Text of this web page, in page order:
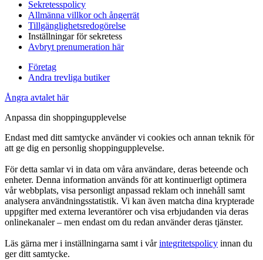
Sekretesspolicy
Allmänna villkor och ångerrät
Tillgänglighetsredogörelse
Inställningar för sekretess
Avbryt prenumeration här
Företag
Andra trevliga butiker
Ångra avtalet här
Anpassa din shoppingupplevelse
Endast med ditt samtycke använder vi cookies och annan teknik för
att ge dig en personlig shoppingupplevelse.
För detta samlar vi in data om våra användare, deras beteende och
enheter. Denna information används för att kontinuerligt optimera
vår webbplats, visa personligt anpassad reklam och innehåll samt
analysera användningsstatistik. Vi kan även matcha dina krypterade
uppgifter med externa leverantörer och visa erbjudanden via deras
onlinekanaler – men endast om du redan använder deras tjänster.
Läs gärna mer i inställningarna samt i vårintegritetspolicy innan du
ger ditt samtycke.